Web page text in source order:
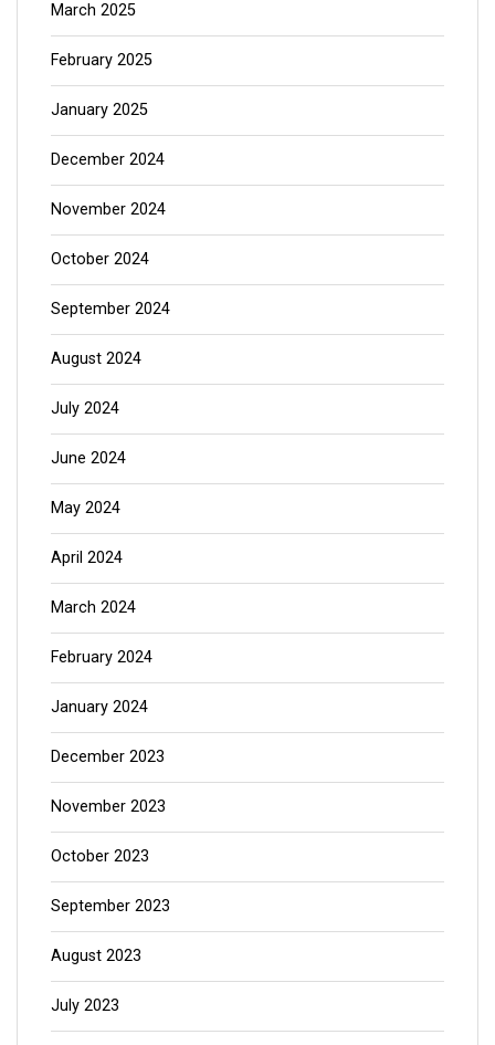
March 2025
February 2025
January 2025
December 2024
November 2024
October 2024
September 2024
August 2024
July 2024
June 2024
May 2024
April 2024
March 2024
February 2024
January 2024
December 2023
November 2023
October 2023
September 2023
August 2023
July 2023